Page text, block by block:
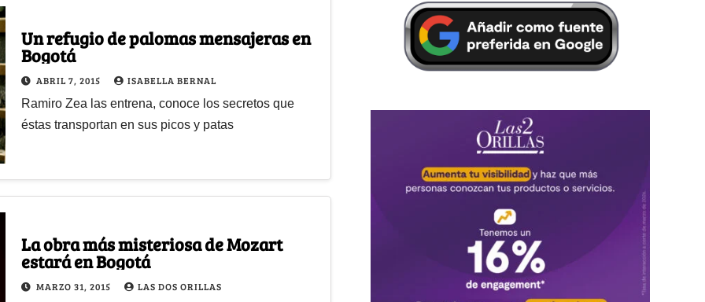
Un refugio de palomas mensajeras en
Bogotá
ABRIL 7, 2015 ISABELLA BERNAL
Ramiro Zea las entrena, conoce los secretos que
éstas transportan en sus picos y patas
La obra más misteriosa de Mozart
estará en Bogotá
MARZO 31, 2015 LAS DOS ORILLAS